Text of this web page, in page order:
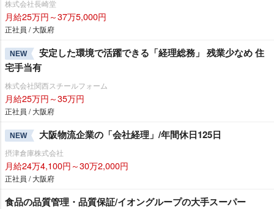
株式会社長崎堂
月給25万円～37万5,000円
正社員 / 大阪府
NEW
安定した環境で活躍できる「経理総務」 残業少なめ 住
宅手当有
株式会社関西スチールフォーム
月給25万円～35万円
正社員 / 大阪府
NEW 大阪物流企業の「会社経理」/年間休日125日
摂津倉庫株式会社
月給24万4,100円～30万2,000円
正社員 / 大阪府
食品の品質管理・品質保証/イオングループの大手スーパー